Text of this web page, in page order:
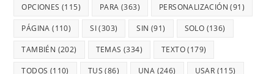
OPCIONES (115) PARA (363) PERSONALIZACIÓN (91)
PÁGINA (110) SI(303) SIN (91) SOLO (136)
TAMBIÉN (202) TEMAS (334) TEXTO(179)
TODOS (110) TUS (86) UNA (246) USAR (115)